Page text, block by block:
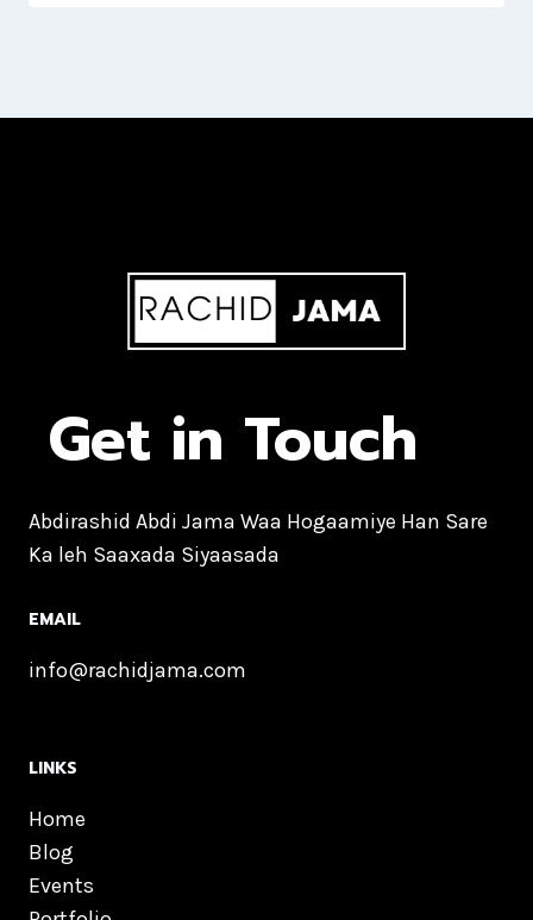
Get in Touch
Abdirashid Abdi Jama Waa Hogaamiye Han Sare
Ka leh Saaxada Siyaasada
EMAIL
info@rachidjama.com
LINKS
Home
Blog
Events